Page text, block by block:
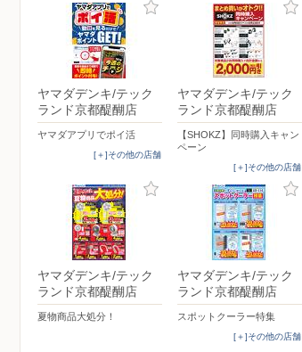
ヤマダデンキ/テック
ランド京都醍醐店
ヤマダアプリでポイ活
[＋]その他の店舗
ヤマダデンキ/テック
ランド京都醍醐店
【SHOKZ】同時購入キャン
ペーン
[＋]その他の店舗
ヤマダデンキ/テック
ランド京都醍醐店
夏物商品大処分！
ヤマダデンキ/テック
ランド京都醍醐店
スポットクーラー特集
[＋]その他の店舗